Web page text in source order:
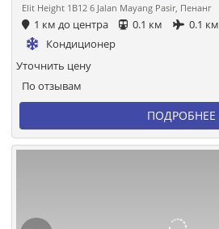
Elit Height 1B12 6 Jalan Mayang Pasir, Пенанг
1 км до центра 0.1 км
0.1 км
Кондиционер
По отзывам
Уточнить цену
ПОДРОБНЕЕ